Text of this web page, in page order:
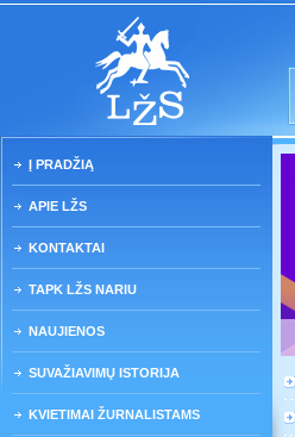
Į PRADŽIĄ
APIE LŽS
KONTAKTAI
TAPK LŽS NARIU
NAUJIENOS
SUVAŽIAVIMŲ ISTORIJA
KVIETIMAI ŽURNALISTAMS